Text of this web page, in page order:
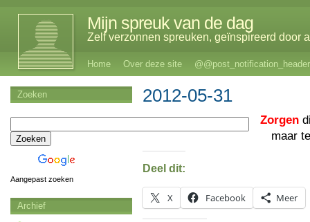
Mijn spreuk van de dag
Zelf verzonnen spreuken, geïnspireerd door
Home Over deze site @@post_notification_header
2012-05-31
Zorgen
maar
Deel dit:
X Facebook Meer
Zoeken
Aangepast zoeken
Archief